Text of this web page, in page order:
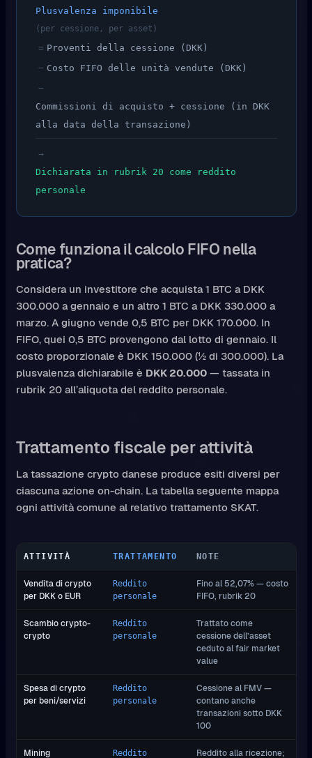
Plusvalenza imponibile
(per cessione, per asset)
= Proventi della cessione (DKK)
− Costo FIFO delle unità vendute (DKK)
−
Commissioni di acquisto + cessione (in DKK
alla data della transazione)
→
Dichiarata in rubrik 20 come reddito
personale
Come funziona il calcolo FIFO nella
pratica?
Considera un investitore che acquista 1 BTC a DKK
300.000 a gennaio e un altro 1 BTC a DKK 330.000 a
marzo. A giugno vende 0,5 BTC per DKK 170.000. In
FIFO, quei 0,5 BTC provengono dal lotto di gennaio. Il
costo proporzionale è DKK 150.000 (½ di 300.000). La
plusvalenza dichiarabile è DKK 20.000— tassata in
rubrik 20 all’aliquota del reddito personale.
Trattamento fiscale per attività
La tassazione crypto danese produce esiti diversi per
ciascuna azione on-chain. La tabella seguente mappa
ogni attività comune al relativo trattamento SKAT.
ATTIVITÀ TRATTAMENTO NOTE
Vendita di crypto
per DKK o EUR
Reddito
personale
Fino al 52,07% — costo
FIFO, rubrik 20
Scambio crypto-
crypto
Reddito
personale
Trattato come
cessione dell’asset
ceduto al fair market
value
Spesa di crypto
per beni/servizi
Reddito
personale
Cessione al FMV —
contano anche
transazioni sotto DKK
100
Mining Reddito Reddito alla ricezione;